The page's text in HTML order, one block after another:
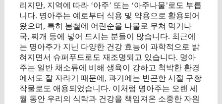
리지만, 지역에 따라 ‘아주’ 또는 ‘아주나물’로도 부릅
니다. 명아주는 예로부터 식용 및 약용으로 활용되어
왔으며, 특히 봄철에 어린순을 나물로 무쳐 먹거나
국, 찌개 등에 넣어 드시는 분들이 많습니다. 최근에
는 명아주가 지닌 다양한 건강 효능이 과학적으로 밝
혀지면서 슈퍼푸드로도 재조명되고 있습니다. 명아
주는 일반 채소류에 비해 생육이 강하고 척박한 환경
에서도 잘 자라기 때문에, 과거에는 빈곤한 시절 구황
작물로도 애용되었습니다. 이처럼 명아주는 오랜 세
월 동안 우리의 식탁과 건강을 책임져온 소중한 자원